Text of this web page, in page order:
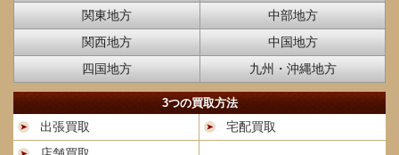
関東地方
中部地方
関西地方
中国地方
四国地方
九州・沖縄地方
3つの買取方法
出張買取
宅配買取